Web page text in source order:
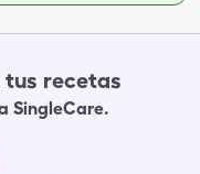
tus recetas
SingleCare.